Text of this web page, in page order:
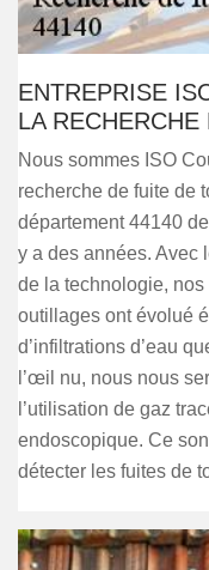
ENTREPRISE
LA
Nous sommes ISO
recherche de fuite de
département 44140
y a des années. Avec
de la technologie,
outillages ont évolué
d’infiltrations d’eau
l’œil nu, nous nous
l’utilisation de gaz
endoscopique. Ce
détecter les fuites de